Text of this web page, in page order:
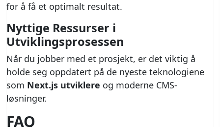
for å få et optimalt resultat.
Nyttige Ressurser i
Utviklingsprosessen
Når du jobber med et prosjekt, er det viktig å
holde seg oppdatert på de nyeste teknologiene
som Next.js utviklere og moderne CMS-
løsninger.
FAQ